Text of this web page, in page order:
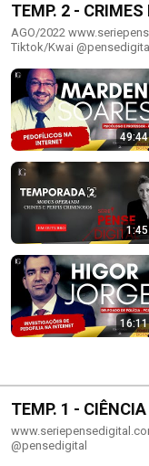
TEMP. 2 -
OPERANDI
AGO/2022
Tiktok/Kwai @pensedigital
49:44
1:45
16:11
TEMP. 1 - CIÊNCIA FORENSE E DADOS
INFORMÁTICOS
@pensedigital